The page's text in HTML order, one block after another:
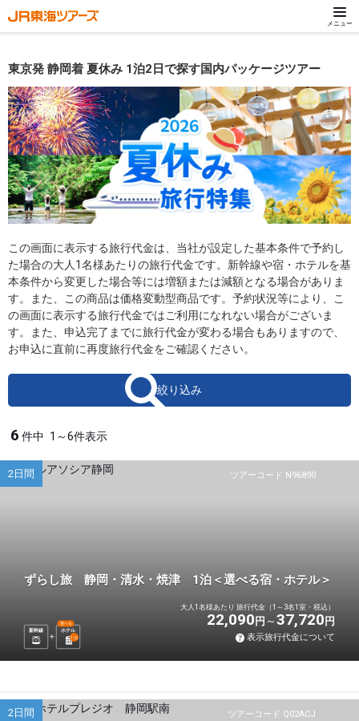
メニュー
東京発 静岡着 夏休み 1泊2日で探す国内パッケージツアー
この画面に表示する旅行代金は、当社が設定した基本条件で予約し
た場合の大人1名様あたりの旅行代金です。新幹線や宿・ホテルを基
本条件から変更した場合等には増額または減額となる場合がありま
す。また、この商品は価格変動型商品です。予約状況等により、こ
の画面に表示する旅行代金ではご利用になれない場合がございま
す。また、申込完了までに旅行代金が変わる場合もありますので、
お申込に直前に再度旅行代金をご確認ください。
絞り込み
6 件中 1～6件表示
ツアーコード N96890
2日間
ずらし旅 静岡・清水・焼津 1泊＜選べる宿・ホテル＞
新幹線 ホテル
選べる
1 泊
大人1名様あたり 旅行代金（1～3名1室・税込）
22,090 円 37,720 円
表示旅行代金について
ツアーコード Q02ACJ
2日間